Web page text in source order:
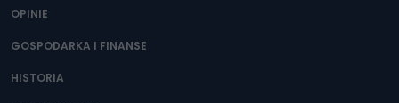
OPINIE
GOSPODARKA I FINANSE
HISTORIA